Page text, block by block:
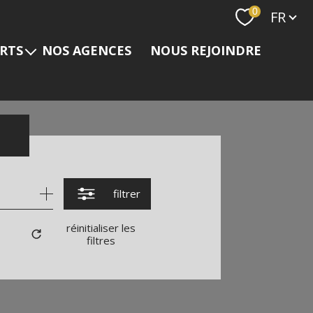
0 Langue
FR
NOS AGENCES NOUS REJOINDRE
filtrer
réinitialiser les
filtres